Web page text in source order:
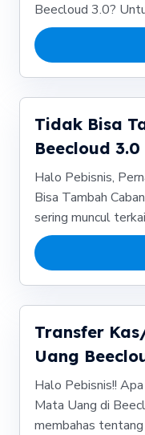
Beecloud 3.0?
Tidak Bisa
Beecloud 3.0
Halo Pebisnis,
Bisa Tambah
sering muncul
Transfer
Uang
Halo Pebisnis!!
Mata Uang di
membahas tentang